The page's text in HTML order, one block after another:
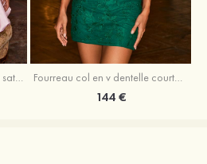
Robe trapèze Robe Princesse satin sans manches courte/mini robe de fête de la rentrée Fourreau col en v dentelle courte/mini robe de fête de la rentré avec perles
144 €